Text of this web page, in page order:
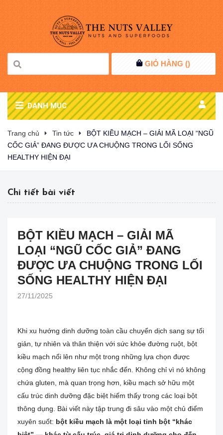
GIỎ HÀNG ()
DANH MỤC
Trang chủ Tin tức
BỘT KIỀU MẠCH – GIẢI MÃ LOẠI “NGŨ
CỐC GIẢ” ĐANG ĐƯỢC ƯA CHUỘNG TRONG LỐI SỐNG
HEALTHY HIỆN ĐẠI
Chi tiết bài viết
BỘT KIỀU MẠCH – GIẢI MÃ
LOẠI “NGŨ CỐC GIẢ” ĐANG
ĐƯỢC ƯA CHUỘNG TRONG LỐI
SỐNG HEALTHY HIỆN ĐẠI
27/11/2025
Khi xu hướng dinh dưỡng toàn cầu chuyển dịch sang sự tối
giản, tự nhiên và thân thiện với sức khỏe đường ruột, bột
kiều mạch nổi lên như một trong những lựa chọn được
cộng đồng healthy liên tục nhắc đến. Không chỉ vì nó không
chứa gluten, mà quan trọng hơn, kiều mạch sở hữu một
cấu trúc dinh dưỡng đặc biệt hiếm thấy trong các loại bột
thông dụng. Bài viết này tập trung đi sâu vào một chủ điểm
xuyên suốt: bột kiều mạch là một loại tinh bột “khác